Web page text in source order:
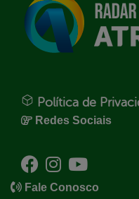
Política de
Redes Sociais
Fale Conosco